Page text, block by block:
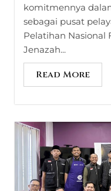
komitmennya
sebagai pusat
Pelatihan Nasional
Jenazah...
Read More